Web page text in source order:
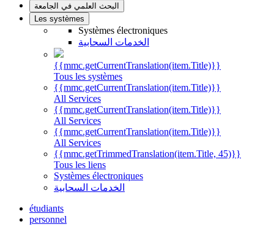
البحث العلمي في الجامعة
Les systèmes
Systèmes électroniques
الخدمات السحابية
{{mmc.getCurrentTranslation(item.Title)}}
Tous les systèmes
{{mmc.getCurrentTranslation(item.Title)}}
All Services
{{mmc.getCurrentTranslation(item.Title)}}
All Services
{{mmc.getCurrentTranslation(item.Title)}}
All Services
{{mmc.getTrimmedTranslation(item.Title, 45)}}
Tous les liens
Systèmes électroniques
الخدمات السحابية
étudiants
personnel